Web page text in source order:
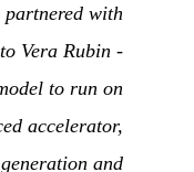
partnered with
Vera Rubin -
to run on
accelerator,
and